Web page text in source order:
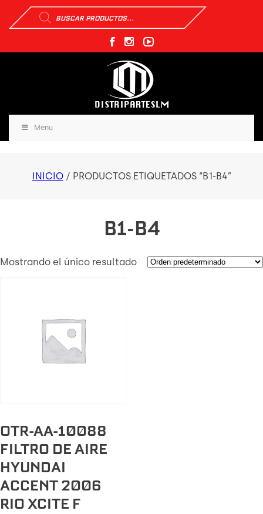
Búsqueda
de
productos
Menu
INICIO/ PRODUCTOS ETIQUETADOS “B1-B4”
B1-B4
Mostrando el único resultado
OTR-AA-10088
FILTRO DE AIRE
HYUNDAI
ACCENT 2006
RIO XCITE F